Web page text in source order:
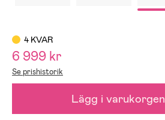
4 KVAR
6 999 kr
Se prishistorik
Lägg i varukorgen